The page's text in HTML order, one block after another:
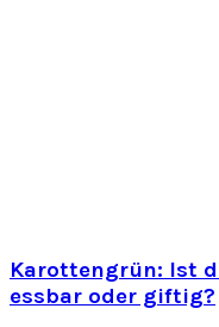
Karottengrün: Ist
essbar oder giftig?